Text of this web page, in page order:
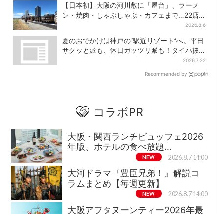
【日本初】大阪の河川敷に「屋台」、ラーメ
ン・焼肉・しゃぶしゃぶ・カフェまで…22店
2026.8.6
夏のおでかけは神戸の”駅近リゾート”へ。平日
サクッと派も、休日ガッツリ派も！タイパ抜
2026.7.22
Recommended by
コラボPR
大阪・関西ランチビュッフェ2026
年版、ホテルの食べ放題…
NEW 2026.8.7 14:00
大河ドラマ『豊臣兄弟！』解説コ
ラムまとめ【毎週更新】
NEW 2026.8.7 14:00
大阪アフタヌーンティー2026年最